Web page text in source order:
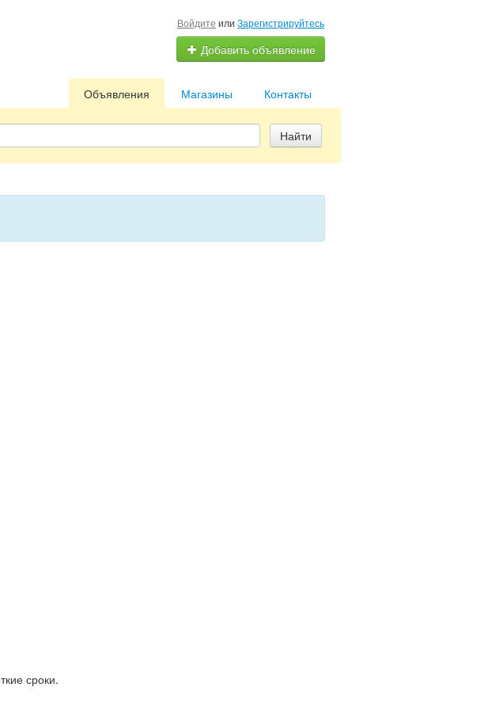
Войдите или Зарегистрируйтесь
Добавить объявление
Контакты
Магазины
Объявления
Найти
сроки.